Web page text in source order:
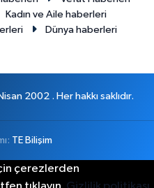
Kadın ve Aile haberleri
Dünya haberleri
2002 . Her hakkı saklıdır.
TE Bilişim
çerezlerden